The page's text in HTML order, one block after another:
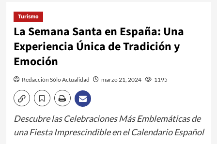
Turismo
La Semana Santa en España: Una
Experiencia Única de Tradición y
Emoción
Redacción Sólo Actualidad marzo 21, 2024 1195
Descubre las Celebraciones Más Emblemáticas de
una Fiesta Imprescindible en el Calendario Español